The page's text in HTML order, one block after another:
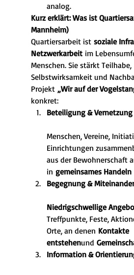
analog.
Kurz erklärt: Was ist
Mannheim)
Quartiersarbeit ist soziale
Netzwerkarbeit im
Menschen. Sie stärkt Teilhabe,
Selbstwirksamkeit und
Projekt „Wir auf der
konkret:
Beteiligung & Vernetzung
Menschen, Vereine,
Einrichtungen
aus der Bewohnerschaft
in gemeinsames Handeln
Begegnung & Miteinander
Niedrigschwellige
Treffpunkte, Feste,
Orte, an denen Kontakte
entstehenund
Information &